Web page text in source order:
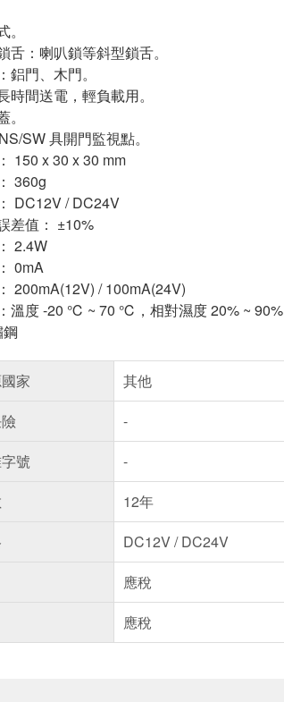
舌：喇叭鎖等斜型鎖舌。
鋁門、木門。
時間送電，輕負載用。
SW 具開門監視點。
150 x 30 x 30 mm
360g
DC12V / DC24V
差值： ±10%
2.4W
0mA
200mA(12V) / 100mA(24V)
溫度 -20 ℃ ~ 70 ℃，相對濕度 20% ~ 90%
家
其他
-
號
-
12年
DC12V / DC24V
應稅
應稅